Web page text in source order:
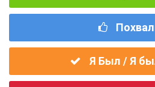
Я Был / Я